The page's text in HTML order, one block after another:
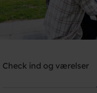
Check ind og værelser